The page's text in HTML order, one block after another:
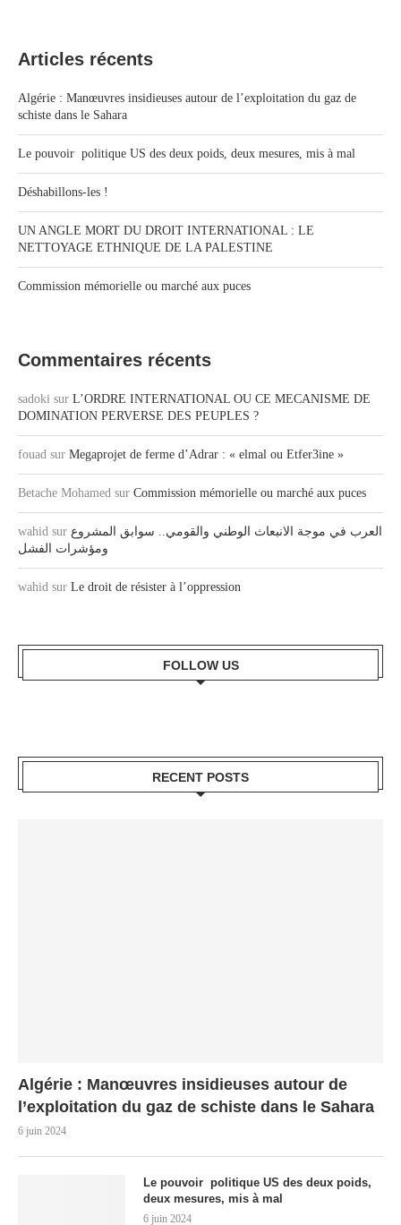
Articles récents
Algérie : Manœuvres insidieuses autour de l’exploitation du gaz de
schiste dans le Sahara
Le pouvoir politique US des deux poids, deux mesures, mis à mal
Déshabillons-les !
UN ANGLE MORT DU DROIT INTERNATIONAL : LE
NETTOYAGE ETHNIQUE DE LA PALESTINE
Commission mémorielle ou marché aux puces
Commentaires récents
sadoki sur L’ORDRE INTERNATIONAL OU CE MECANISME DE
DOMINATION PERVERSE DES PEUPLES ?
fouad sur Megaprojet de ferme d’Adrar : « elmal ou Etfer3ine »
Betache Mohamed sur Commission mémorielle ou marché aux puces
wahid sur العرب في موجة الانبعاث الوطني والقومي.. سوابق المشروع
ومؤشرات الفشل
wahid sur Le droit de résister à l’oppression
FOLLOW US
RECENT POSTS
Algérie : Manœuvres insidieuses autour de
l’exploitation du gaz de schiste dans le Sahara
6 juin 2024
Le pouvoir politique US des deux poids,
deux mesures, mis à mal
6 juin 2024